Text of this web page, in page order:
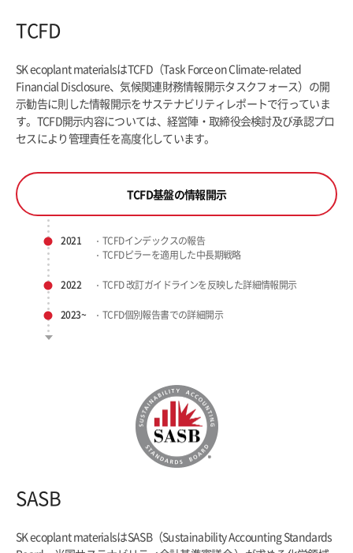
TCFD
SK ecoplant materialsはTCFD（Task Force on Climate-related
Financial Disclosure、気候関連財務情報開示タスクフォース）の開
示勧告に則した情報開示をサステナビリティレポートで行っていま
す。TCFD開示内容については、経営陣・取締役会検討及び承認プロ
セスにより管理責任を高度化しています。
TCFD基盤の情報開示
2021
TCFDインデックスの報告
TCFDピラーを適用した中長期戦略
2022 TCFD 改訂ガイドラインを反映した詳細情報開示
2023~ TCFD個別報告書での詳細開示
SASB
SK ecoplant materialsはSASB（Sustainability Accounting Standards